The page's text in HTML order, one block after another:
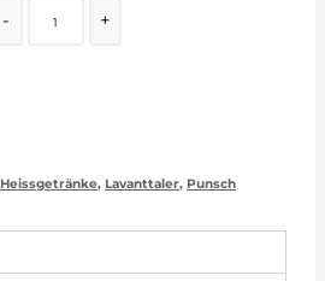
- +
Heissgetränke, Lavanttaler, Punsch